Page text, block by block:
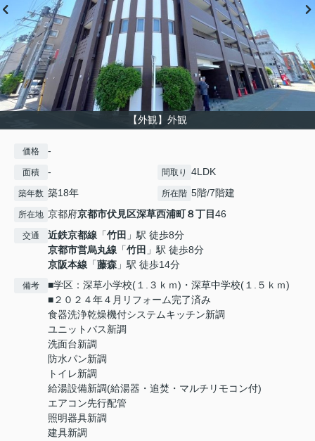
【外観】外観
価格 -
面積 - 間取り 4LDK
築年数 築18年 所在階 5階/7階建
所在地 京都府京都市伏見区深草西浦町８丁目46
交通 近鉄京都線 「竹田 」駅 徒歩8分
京都市営烏丸線 「竹田 」駅 徒歩8分
京阪本線 「藤森 」駅 徒歩14分
備考
■学区：深草小学校(１.３ｋｍ)・深草中学校(１.５ｋｍ)
■２０２４年４月リフォーム完了済み
食器洗浄乾燥機付システムキッチン新調
ユニットバス新調
洗面台新調
防水パン新調
トイレ新調
給湯設備新調(給湯器・追焚・マルチリモコン付)
エアコン先行配管
照明器具新調
建具新調